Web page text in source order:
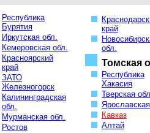
Республика
Бурятия
Иркутская обл.
Кемеровская обл.
Красноярский
край
ЗАТО
Железногорск
Калининградская
обл.
Мурманская обл.
Ростов
край
обл.
Томская
Республика
Хакасия
Тверская
Кавказ
Алтай